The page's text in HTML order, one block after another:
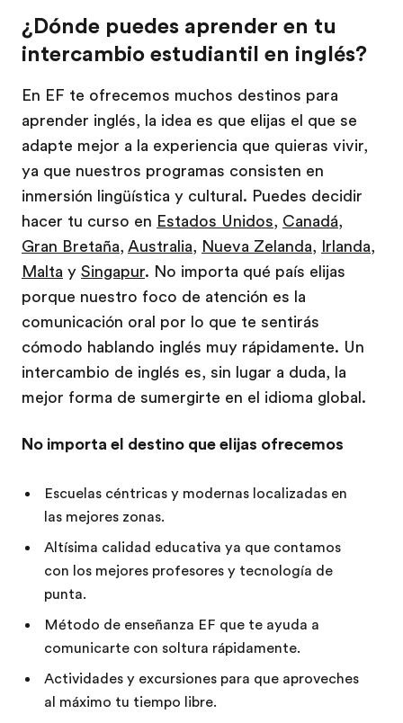
¿Dónde puedes aprender en tu
intercambio estudiantil en inglés?
En EF te ofrecemos muchos destinos para
aprender inglés, la idea es que elijas el que se
adapte mejor a la experiencia que quieras vivir,
ya que nuestros programas consisten en
inmersión lingüística y cultural. Puedes decidir
hacer tu curso en Estados Unidos, Canadá,
Gran Bretaña, Australia, Nueva Zelanda, Irlanda,
Malta y Singapur. No importa qué país elijas
porque nuestro foco de atención es la
comunicación oral por lo que te sentirás
cómodo hablando inglés muy rápidamente. Un
intercambio de inglés es, sin lugar a duda, la
mejor forma de sumergirte en el idioma global.
No importa el destino que elijas ofrecemos
Escuelas céntricas y modernas localizadas en
las mejores zonas.
Altísima calidad educativa ya que contamos
con los mejores profesores y tecnología de
punta.
Método de enseñanza EF que te ayuda a
comunicarte con soltura rápidamente.
Actividades y excursiones para que aproveches
al máximo tu tiempo libre.